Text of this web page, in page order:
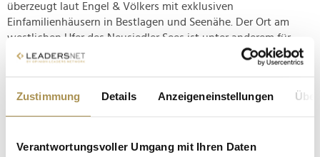
Zustimmung Details Anzeigeneinstellungen
Verantwortungsvoller Umgang mit Ihren Daten
überzeugt laut Engel & Völkers mit exklusiven
Einfamilienhäusern in Bestlagen und Seenähe. Der Ort am
westlichen Ufer des Neusiedler Sees ist unter anderem für
seine Seebühne, den Weinbau und seine pannonische
Atmosphäre bekannt. Neusiedl am See punktet wiederum mit
Zugang zum See und private Bademöglichkeiten im eigenen
Garten verfügen.
Die Kombination aus naturnahem Wohnen, hoher